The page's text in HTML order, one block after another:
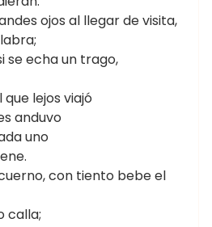
ojos al llegar de visita,
se echa un trago,
lejos viajó
anduvo
uno
con tiento bebe el
calla;